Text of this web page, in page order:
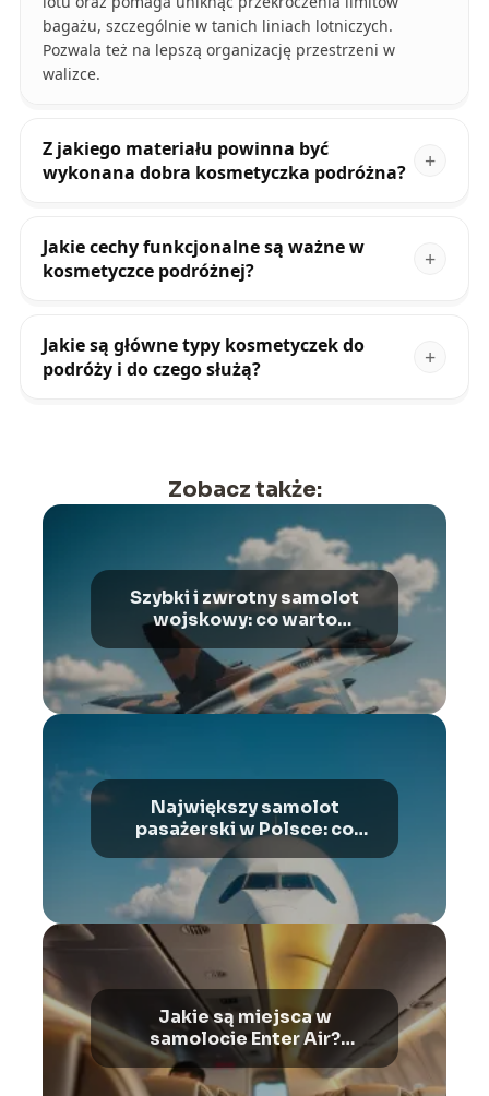
bagażu, szczególnie w tanich liniach lotniczych.
Pozwala też na lepszą organizację przestrzeni w
walizce.
Z jakiego materiału powinna być
wykonana dobra kosmetyczka podróżna?
Jakie cechy funkcjonalne są ważne w
kosmetyczce podróżnej?
Jakie są główne typy kosmetyczek do
podróży i do czego służą?
Zobacz także:
Szybki i zwrotny samolot
wojskowy: co warto
wiedzieć?
Największy samolot
pasażerski w Polsce: co
warto wiedzieć?
Jakie są miejsca w
samolocie Enter Air?
Przewodnik po Boeing 737-
800